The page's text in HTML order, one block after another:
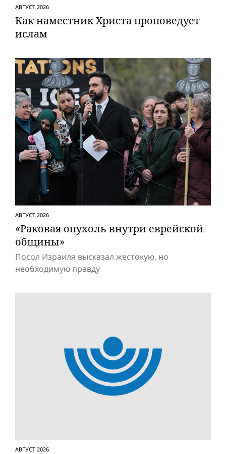
АВГУСТ 2026
Как наместник Христа проповедует
ислам
АВГУСТ 2026
«Раковая опухоль внутри еврейской
общины»
Посол Израиля высказал жестокую, но
необходимую правду
АВГУСТ 2026